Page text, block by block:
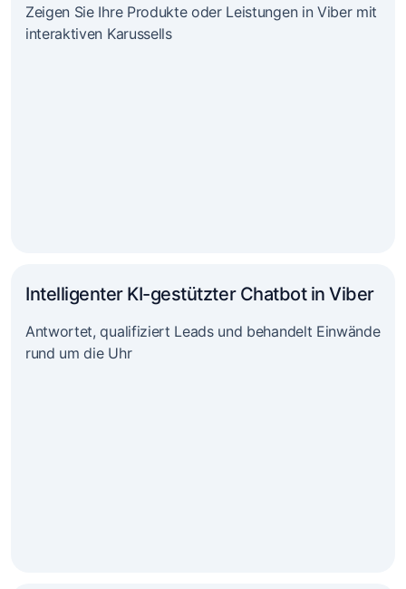
Zeigen Sie Ihre Produkte oder Leistungen in Viber mit
interaktiven Karussells
Intelligenter KI-gestützter Chatbot in Viber
Antwortet, qualifiziert Leads und behandelt Einwände
rund um die Uhr